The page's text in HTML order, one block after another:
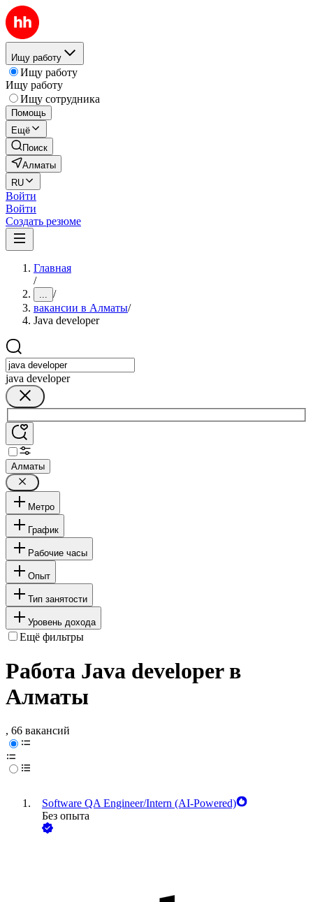
Ищу работу
Ищу работу
Ищу работу
Ищу сотрудника
Помощь
Ещё
Поиск
Алматы
RU
Войти
Войти
Создать резюме
Главная
/
... /
вакансии в Алматы/
Java developer
java developer
Алматы
Метро
График
Рабочие часы
Опыт
Тип занятости
Уровень дохода
Ещё фильтры
Работа Java developer в
Алматы
, 66 вакансий
Software QA Engineer/Intern (AI-Powered)
Без опыта